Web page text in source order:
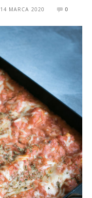
14 MARCA 2020 0